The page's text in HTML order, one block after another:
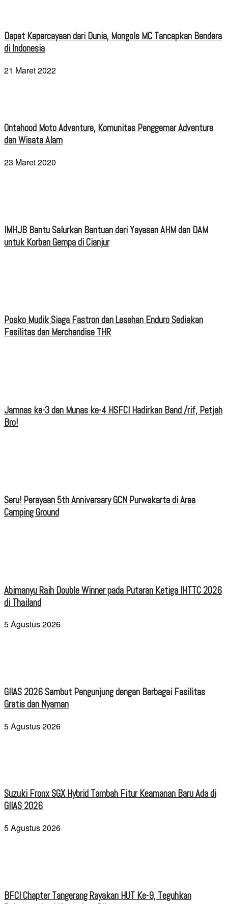
Dapat Kepercayaan dari Dunia, Mongols MC Tancapkan Bendera
di Indonesia
21 Maret 2022
Ontahood Moto Adventure, Komunitas Penggemar Adventure
dan Wisata Alam
23 Maret 2020
IMHJB Bantu Salurkan Bantuan dari Yayasan AHM dan DAM
untuk Korban Gempa di Cianjur
Posko Mudik Siaga Fastron dan Lesehan Enduro Sediakan
Fasilitas dan Merchandise THR
Jamnas ke-3 dan Munas ke-4 HSFCI Hadirkan Band /rif, Petjah
Bro!
Seru! Perayaan 5th Anniversary GCN Purwakarta di Area
Camping Ground
Abimanyu Raih Double Winner pada Putaran Ketiga IHTTC 2026
di Thailand
5 Agustus 2026
GIIAS 2026 Sambut Pengunjung dengan Berbagai Fasilitas
Gratis dan Nyaman
5 Agustus 2026
Suzuki Fronx SGX Hybrid Tambah Fitur Keamanan Baru Ada di
GIIAS 2026
5 Agustus 2026
BFCI Chapter Tangerang Rayakan HUT Ke-9, Teguhkan